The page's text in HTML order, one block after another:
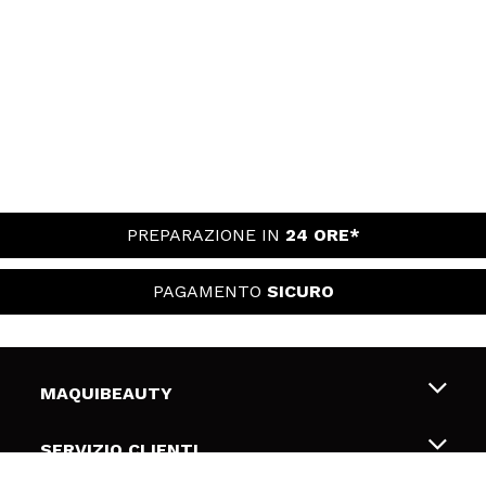
PREPARAZIONE IN 24 ORE*
PAGAMENTO SICURO
MAQUIBEAUTY
Chi siamo
SERVIZIO CLIENTI